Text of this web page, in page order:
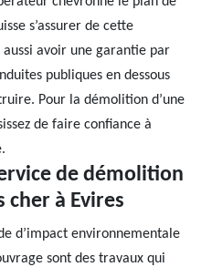
s’assurer de cette
aussi avoir une garantie par
publiques en dessous
Pour la démolition d’une
de faire confiance à
de démolition
cher à Evires
d’impact environnementale
sont des travaux qui